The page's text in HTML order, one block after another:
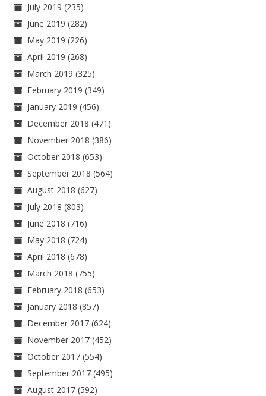
July 2019 (235)
June 2019 (282)
May 2019 (226)
April 2019 (268)
March 2019 (325)
February 2019 (349)
January 2019 (456)
December 2018 (471)
November 2018 (386)
October 2018 (653)
September 2018 (564)
August 2018 (627)
July 2018 (803)
June 2018 (716)
May 2018 (724)
April 2018 (678)
March 2018 (755)
February 2018 (653)
January 2018 (857)
December 2017 (624)
November 2017 (452)
October 2017 (554)
September 2017 (495)
August 2017 (592)